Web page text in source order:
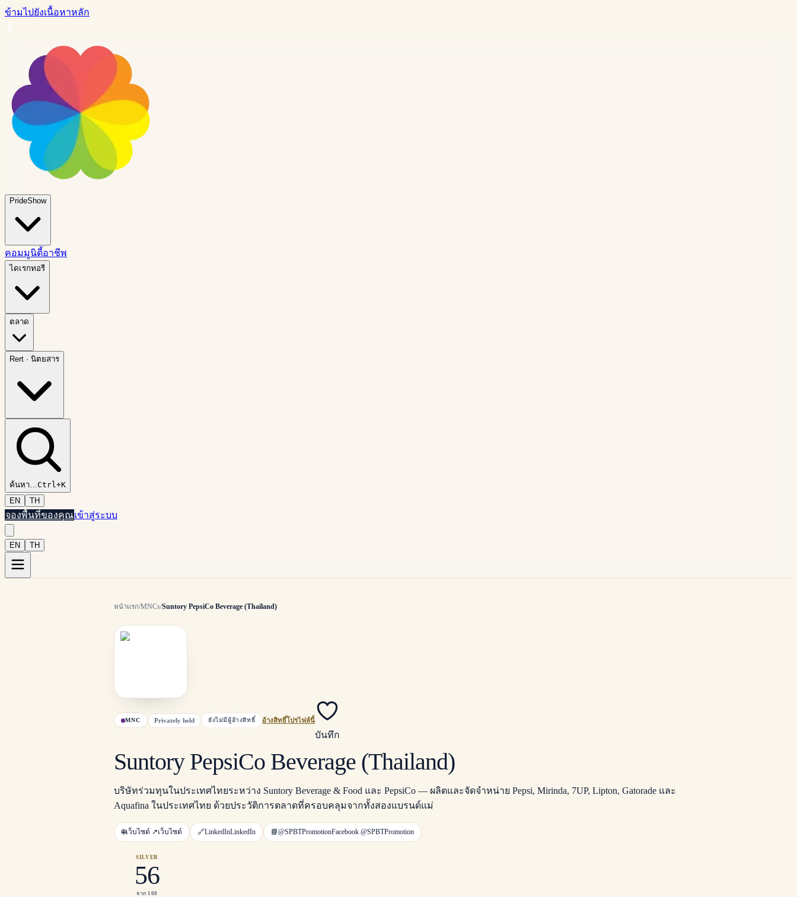
ข้ามไปยังเนื้อหาหลัก
PrideShow
คอมมูนิตี้อาชีพ
ไดเรกทอรี
ตลาด
Rert · นิตยสาร
ค้นหา…Ctrl+K
EN
TH
จองพื้นที่ของคุณเข้าสู่ระบบ
EN TH
หน้าแรก/MNCs/Suntory PepsiCo Beverage (Thailand)
MNC Privately held ยังไม่มีผู้อ้างสิทธิ์ อ้างสิทธิ์โปรไฟล์นี้
บันทึก
Suntory PepsiCo Beverage (Thailand)
บริษัทร่วมทุนในประเทศไทยระหว่าง Suntory Beverage & Food และ PepsiCo — ผลิตและจัดจำหน่าย Pepsi, Mirinda, 7UP, Lipton, Gatorade และ
Aquafina ในประเทศไทย ด้วยประวัติการตลาดที่ครอบคลุมจากทั้งสองแบรนด์แม่
🌐เว็บไซต์ ↗เว็บไซต์ 🔗LinkedInLinkedIn 📘@SPBTPromotionFacebook @SPBTPromotion
SILVER
56
จาก 100